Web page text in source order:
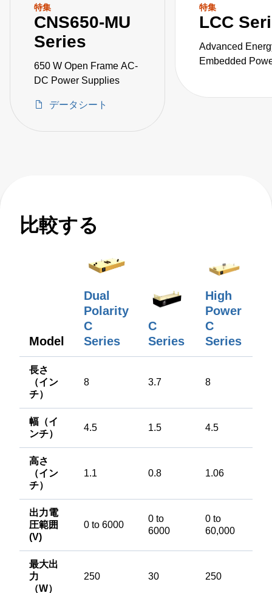
特集
CNS650-MU
Series
650 W Open Frame AC-
DC Power Supplies
データシート
特集
LCC
Advanced
Embedded
比較する
Model
Dual
Polarity
C
Series
C
Series
High
Power
C
Series
長さ
（イン
チ）
8 3.7 8
幅（イ
ンチ）
4.5 1.5 4.5
高さ
（イン
チ）
1.1 0.8 1.06
出力電
圧範囲
(V)
0 to 6000
0 to
6000
0 to
60,000
最大出
力
（W）
250 30 250